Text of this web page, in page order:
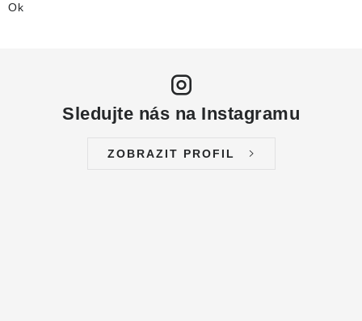
Ok
Sledujte nás na Instagramu
ZOBRAZIT PROFIL